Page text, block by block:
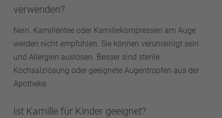
verwenden?
Nein. Kamillentee oder Kamillekompressen am Auge
werden nicht empfohlen. Sie können verunreinigt sein
und Allergien auslösen. Besser sind sterile
Kochsalzlösung oder geeignete Augentropfen aus der
Apotheke.
Ist Kamille für Kinder geeignet?